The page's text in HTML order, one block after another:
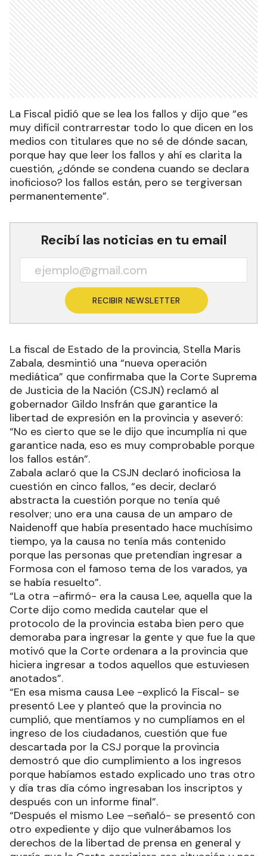
La Fiscal pidió que se lea los fallos y dijo que “es
muy difícil contrarrestar todo lo que dicen en los
medios con titulares que no sé de dónde sacan,
porque hay que leer los fallos y ahí es clarita la
cuestión, ¿dónde se condena cuando se declara
inoficioso? los fallos están, pero se tergiversan
permanentemente”.
Recibí las noticias en tu email
RECIBIR NEWSLETTER
La fiscal de Estado de la provincia, Stella Maris
Zabala, desmintió una “nueva operación
mediática” que confirmaba que la Corte Suprema
de Justicia de la Nación (CSJN) reclamó al
gobernador Gildo Insfrán que garantice la
libertad de expresión en la provincia y aseveró:
“No es cierto que se le dijo que incumplía ni que
garantice nada, eso es muy comprobable porque
los fallos están”.
Zabala aclaró que la CSJN declaró inoficiosa la
cuestión en cinco fallos, “es decir, declaró
abstracta la cuestión porque no tenía qué
resolver; uno era una causa de un amparo de
Naidenoff que había presentado hace muchísimo
tiempo, ya la causa no tenía más contenido
porque las personas que pretendían ingresar a
Formosa con el famoso tema de los varados, ya
se había resuelto”.
“La otra –afirmó- era la causa Lee, aquella que la
Corte dijo como medida cautelar que el
protocolo de la provincia estaba bien pero que
demoraba para ingresar la gente y que fue la que
motivó que la Corte ordenara a la provincia que
hiciera ingresar a todos aquellos que estuviesen
anotados”.
“En esa misma causa Lee -explicó la Fiscal- se
presentó Lee y planteó que la provincia no
cumplió, que mentíamos y no cumplíamos en el
ingreso de los ciudadanos, cuestión que fue
descartada por la CSJ porque la provincia
demostró que dio cumplimiento a los ingresos
porque habíamos estado explicado uno tras otro
y día tras día cómo ingresaban los inscriptos y
después con un informe final”.
“Después el mismo Lee –señaló- se presentó con
otro expediente y dijo que vulnerábamos los
derechos de la libertad de prensa en general y